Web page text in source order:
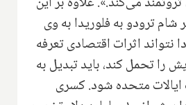
ترودو به فلوریدا به وی
نتواند اثرات اقتصادی تعرفه
را تحمل کند، باید تبدیل به
ایالات متحده شود. کسری